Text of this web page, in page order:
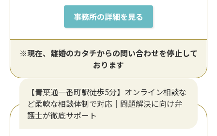
事務所の詳細を見る
※現在、離婚のカタチからの問い合わせを停止して
おります
【青葉通一番町駅徒歩5分】オンライン相談な
ど柔軟な相談体制で対応｜問題解決に向け弁
護士が徹底サポート